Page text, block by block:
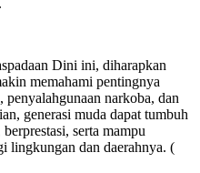
Dini ini, diharapkan
memahami pentingnya
narkoba, dan
generasi muda dapat tumbuh
serta mampu
lingkungan dan daerahnya. (